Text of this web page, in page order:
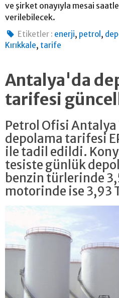
ve şirket onayıyla mesai
verilebilecek.
Etiketler : enerji, petrol ,
Kırıkkale, tarife
Antalya'da
tarifesi
Petrol Ofisi
depolama tarifesi
ile tadil edildi.
tesiste günlük
benzin türlerinde
motorinde ise 3,93